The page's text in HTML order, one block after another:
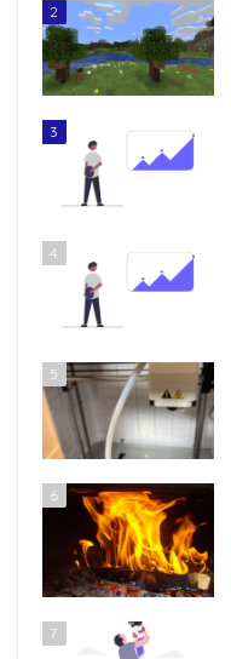
2
3
4
5
6
7